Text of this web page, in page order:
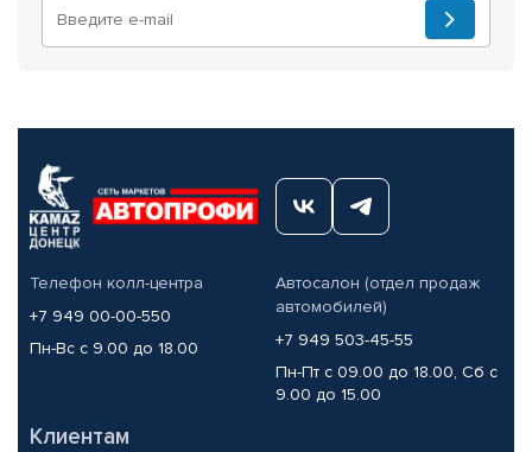
Телефон колл-центра
+7 949 00-00-550
Пн-Вс с 9.00 до 18.00
Автосалон (отдел продаж
автомобилей)
+7 949 503-45-55
Пн-Пт с 09.00 до 18.00, Сб с
9.00 до 15.00
Клиентам